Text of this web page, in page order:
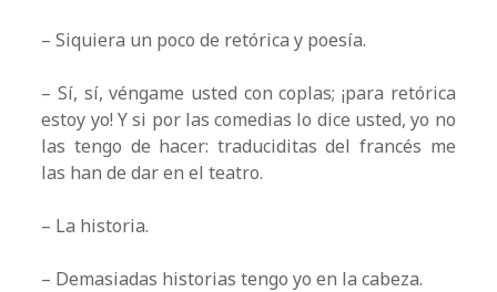
– Siquiera un poco de retórica y poesía.
– Sí, sí, véngame usted con coplas; ¡para retórica
estoy yo! Y si por las comedias lo dice usted, yo no
las tengo de hacer: traduciditas del francés me
las han de dar en el teatro.
– La historia.
– Demasiadas historias tengo yo en la cabeza.